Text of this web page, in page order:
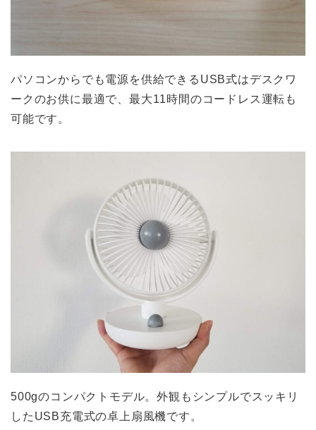
パソコンからでも電源を供給できるUSB式はデスクワ
ークのお供に最適で、最大11時間のコードレス運転も
可能です。
500gのコンパクトモデル。外観もシンプルでスッキリ
したUSB充電式の卓上扇風機です。